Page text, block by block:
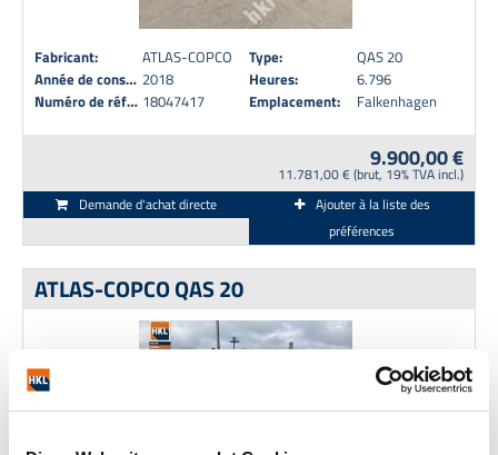
Fabricant: ATLAS-COPCO Type:
QAS 20
Année de construction: 2018 Heures:
6.796
Numéro de référence: 18047417 Emplacement: Falkenhagen
9.900,00 €
11.781,00 € (brut, 19% TVA incl.)
Demande d'achat directe
Ajouter à la liste des
préférences
ATLAS-COPCO QAS 20